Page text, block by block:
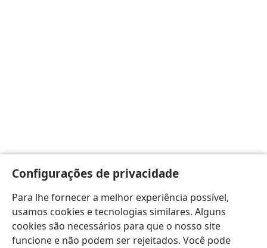
Configurações de privacidade
Para lhe fornecer a melhor experiência possível,
usamos cookies e tecnologias similares. Alguns
cookies são necessários para que o nosso site
funcione e não podem ser rejeitados. Você pode
Português (Brasil) Preferências
Copyright© 2026 Watch Tower Bible and Tract Society of Pennsylvania